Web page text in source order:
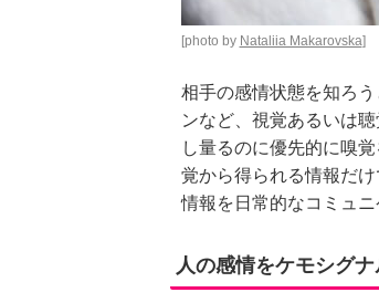
[photo by Nataliia Makarovska]
相手の感情状態を知ろ
ンなど、視覚あるいは
し量るのに優先的に嗅
覚から得られる情報だ
情報を日常的なコミュ
人の感情をケモシグ